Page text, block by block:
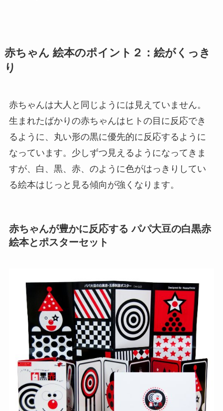
赤ちゃん 絵本のポイント２：絵がくっき
り
赤ちゃんは大人と同じようには見えていません。
生まれたばかりの赤ちゃんはヒトの目に反応でき
るように、丸い形の黒に優先的に反応するように
なっています。少しずつ見えるようになってきま
すが、白、黒、赤、のように色がはっきりしてい
る絵本はじっと見る傾向が強くなります。
赤ちゃんが豊かに反応する パパ大豆の白黒赤
絵本とポスターセット